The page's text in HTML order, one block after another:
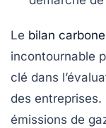
Le bilan carbone
incontournable
clé dans
des entreprises.
émissions de